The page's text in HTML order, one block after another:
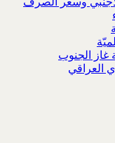
غاز الجنوب
العراقي